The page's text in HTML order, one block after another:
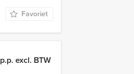
Favoriet
p.p. excl. BTW